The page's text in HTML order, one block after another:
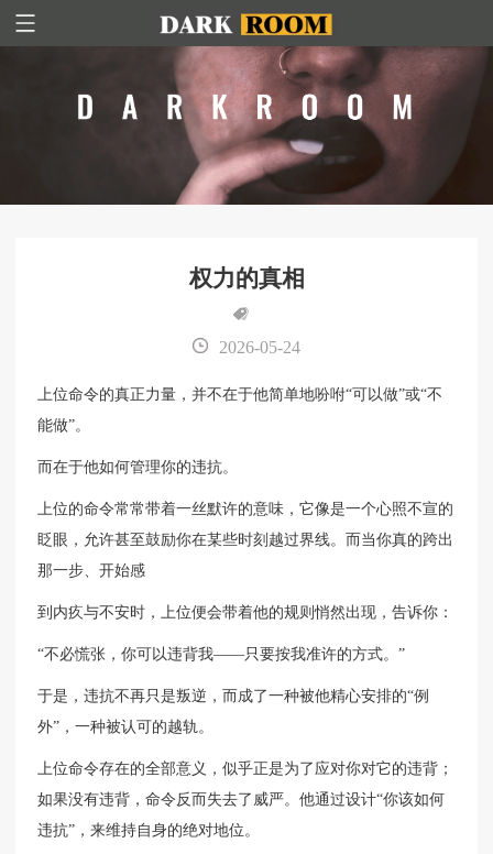
权力的真相
2026-05-24
上位命令的真正力量，并不在于他简单地吩咐“可以做”或“不
能做”。
而在于他如何管理你的违抗。
上位的命令常常带着一丝默许的意味，它像是一个心照不宣的
眨眼，允许甚至鼓励你在某些时刻越过界线。而当你真的跨出
那一步、开始感
到内疚与不安时，上位便会带着他的规则悄然出现，告诉你：
“不必慌张，你可以违背我——只要按我准许的方式。”
于是，违抗不再只是叛逆，而成了一种被他精心安排的“例
外”，一种被认可的越轨。
上位命令存在的全部意义，似乎正是为了应对你对它的违背；
如果没有违背，命令反而失去了威严。他通过设计“你该如何
违抗”，来维持自身的绝对地位。